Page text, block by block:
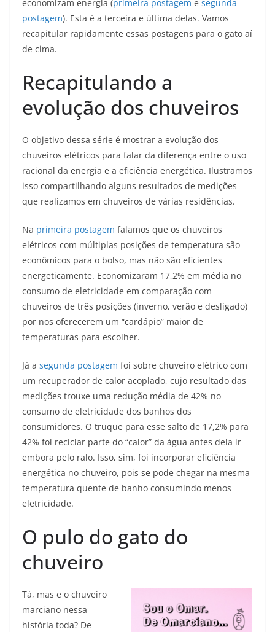
economizam energia (primeira postagem e segunda
postagem). Esta é a terceira e última delas. Vamos
recapitular rapidamente essas postagens para o gato aí
de cima.
Recapitulando a
evolução dos chuveiros
O objetivo dessa série é mostrar a evolução dos
chuveiros elétricos para falar da diferença entre o uso
racional da energia e a eficiência energética. Ilustramos
isso compartilhando alguns resultados de medições
que realizamos em chuveiros de várias residências.
Na primeira postagem falamos que os chuveiros
elétricos com múltiplas posições de temperatura são
econômicos para o bolso, mas não são eficientes
energeticamente. Economizaram 17,2% em média no
consumo de eletricidade em comparação com
chuveiros de três posições (inverno, verão e desligado)
por nos oferecerem um “cardápio” maior de
temperaturas para escolher.
Já a segunda postagem foi sobre chuveiro elétrico com
um recuperador de calor acoplado, cujo resultado das
medições trouxe uma redução média de 42% no
consumo de eletricidade dos banhos dos
consumidores. O truque para esse salto de 17,2% para
42% foi reciclar parte do “calor” da água antes dela ir
embora pelo ralo. Isso, sim, foi incorporar eficiência
energética no chuveiro, pois se pode chegar na mesma
temperatura quente de banho consumindo menos
eletricidade.
O pulo do gato do
chuveiro
Tá, mas e o chuveiro
marciano nessa
história toda? De